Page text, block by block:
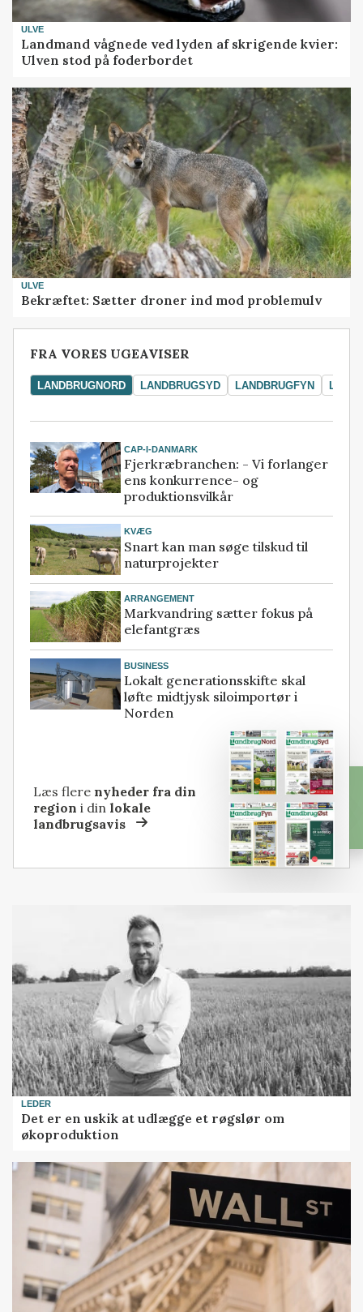
ULVE
Landmand vågnede ved lyden af skrigende kvier:
Ulven stod på foderbordet
ULVE
Bekræftet: Sætter droner ind mod problemulv
FRA VORES UGEAVISER
LANDBRUGNORD LANDBRUGSYD LANDBRUGFYN
CAP-I-DANMARK
Fjerkræbranchen: - Vi forlanger
ens konkurrence- og
produktionsvilkår
KVÆG
Snart kan man søge tilskud til
naturprojekter
ARRANGEMENT
Markvandring sætter fokus på
elefantgræs
BUSINESS
Lokalt generationsskifte skal
løfte midtjysk siloimportør i
Norden
Læs flere nyheder fra din
region i dinlokale
landbrugsavis
LEDER
Det er en uskik at udlægge et røgslør om
økoproduktion